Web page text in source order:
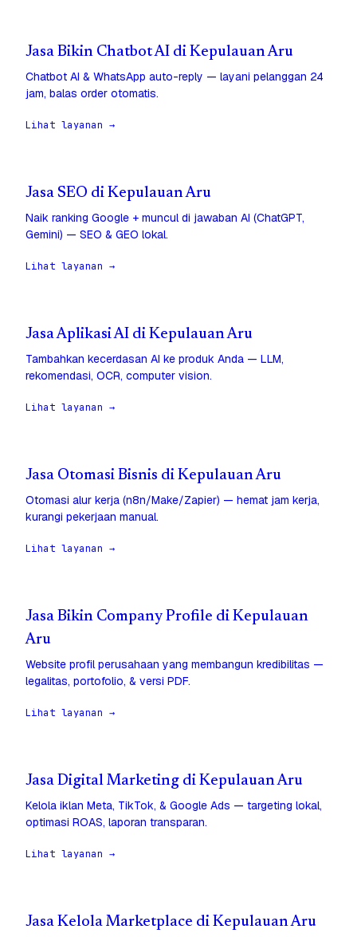
Jasa Bikin Chatbot AI di Kepulauan Aru
Chatbot AI & WhatsApp auto-reply — layani pelanggan 24
jam, balas order otomatis.
Lihat layanan →
Jasa SEO di Kepulauan Aru
Naik ranking Google + muncul di jawaban AI (ChatGPT,
Gemini) — SEO & GEO lokal.
Lihat layanan →
Jasa Aplikasi AI di Kepulauan Aru
Tambahkan kecerdasan AI ke produk Anda — LLM,
rekomendasi, OCR, computer vision.
Lihat layanan →
Jasa Otomasi Bisnis di Kepulauan Aru
Otomasi alur kerja (n8n/Make/Zapier) — hemat jam kerja,
kurangi pekerjaan manual.
Lihat layanan →
Jasa Bikin Company Profile di Kepulauan
Aru
Website profil perusahaan yang membangun kredibilitas —
legalitas, portofolio, & versi PDF.
Lihat layanan →
Jasa Digital Marketing di Kepulauan Aru
Kelola iklan Meta, TikTok, & Google Ads — targeting lokal,
optimasi ROAS, laporan transparan.
Lihat layanan →
Jasa Kelola Marketplace di Kepulauan Aru